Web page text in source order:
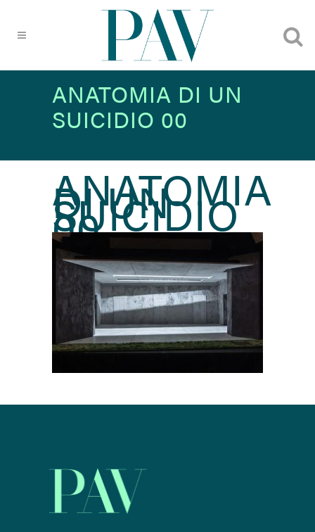
ANATOMIA DI UN
SUICIDIO 00
ANATOMIA
DI UN
SUICIDIO
00